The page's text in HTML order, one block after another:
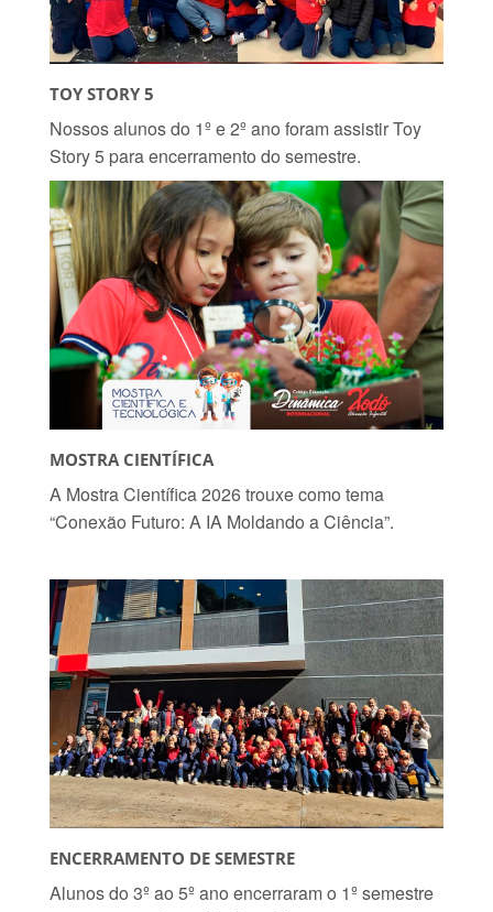
TOY STORY 5
Nossos alunos do 1º e 2º ano foram assistir Toy
Story 5 para encerramento do semestre.
MOSTRA CIENTÍFICA
A Mostra Científica 2026 trouxe como tema
“Conexão Futuro: A IA Moldando a Ciência”.
ENCERRAMENTO DE SEMESTRE
Alunos do 3º ao 5º ano encerraram o 1º semestre